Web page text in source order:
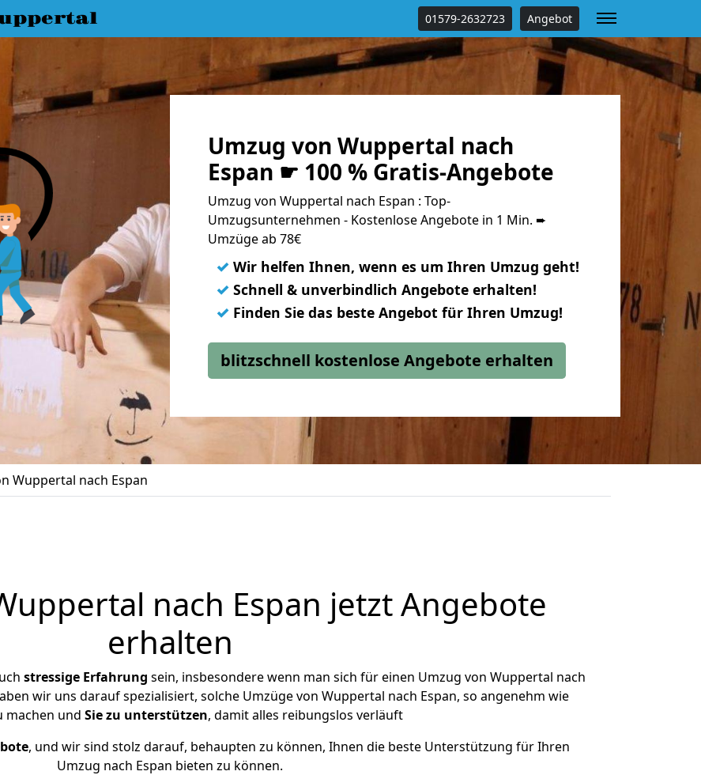
01579-2632723 Angebot
Umzug von Wuppertal nach
Espan ☛ 100 % Gratis-Angebote
Umzug von Wuppertal nach Espan : Top-
Umzugsunternehmen - Kostenlose Angebote in 1 Min. ➨
Umzüge ab 78€
✓ Wir helfen Ihnen, wenn es um Ihren Umzug geht!
✓ Schnell & unverbindlich Angebote erhalten!
✓ Finden Sie das beste Angebot für Ihren Umzug!
blitzschnell kostenlose Angebote erhalten
Wuppertal nach Espan
nach Espan jetzt Angebote
erhalten
stressige Erfahrung sein, insbesondere wenn man sich für einen Umzug von Wuppertal nach
wir uns darauf spezialisiert, solche Umzüge von Wuppertal nach Espan, so angenehm wie
machen und Sie zu unterstützen, damit alles reibungslos verläuft
, und wir sind stolz darauf, behaupten zu können, Ihnen die beste Unterstützung für Ihren
Umzug nach Espan bieten zu können.